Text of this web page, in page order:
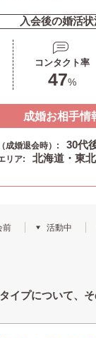
入会後の婚活
コンタクト率
47%
成婚お相手情
成婚退会時）: 30代
リア: 北海道・東北
前 活動中
イプについて、